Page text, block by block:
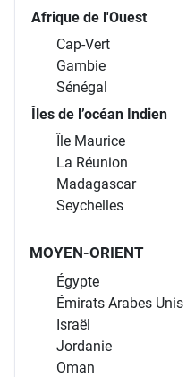
Afrique de l'Ouest
Cap-Vert
Gambie
Sénégal
Îles de l’océan Indien
Île Maurice
La Réunion
Madagascar
Seychelles
MOYEN-ORIENT
Égypte
Émirats Arabes Unis
Israël
Jordanie
Oman